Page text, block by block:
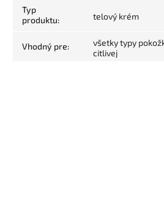
Typ
produktu: telový krém
Vhodný pre:
všetky typy
citlivej